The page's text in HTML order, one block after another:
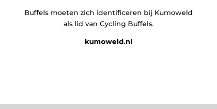
Buffels moeten zich identificeren bij Kumoweld
als lid van Cycling Buffels.
kumoweld.nl